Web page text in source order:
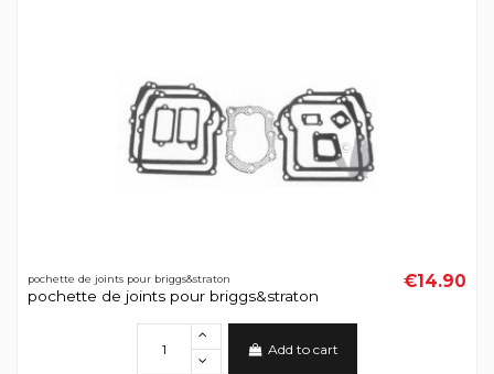
pochette de joints pour briggs&straton
pochette de joints pour briggs&straton
€14.90
Add to cart